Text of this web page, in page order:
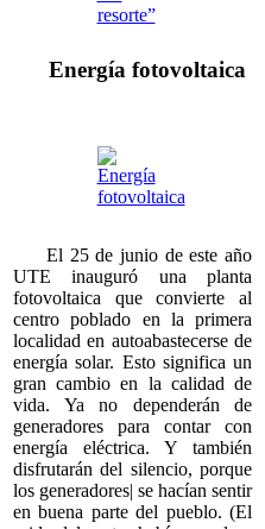
Energía fotovoltaica
El 25 de junio de este año
UTE inauguró una planta
fotovoltaica que convierte al
centro poblado en la primera
localidad en autoabastecerse de
energía solar. Esto significa un
gran cambio en la calidad de
vida. Ya no dependerán de
generadores para contar con
energía eléctrica. Y también
disfrutarán del silencio, porque
los generadores| se hacían sentir
en buena parte del pueblo. (El